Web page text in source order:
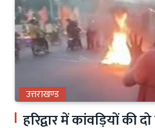
उत्तराखण्ड
हरिद्वार में कांवड़ियों की